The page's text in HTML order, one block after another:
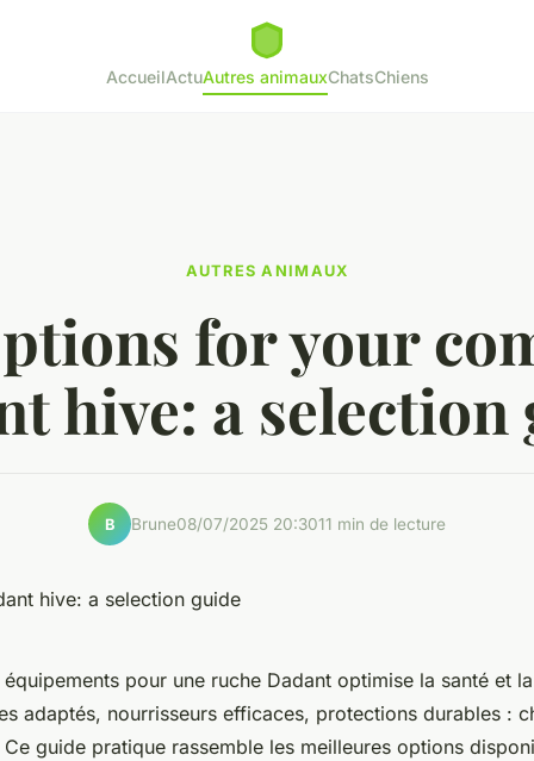
AccueilActuAutres animauxChatsChiens
AUTRES ANIMAUX
for your
hive: a selection
B Brune08/07/2025 20:3011 min de lecture
pour une ruche Dadant optimise la santé et
adaptés, nourrisseurs efficaces, protections durables :
guide pratique rassemble les meilleures options